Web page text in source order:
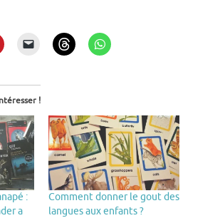
!
:
a
Comment donner le gout des
langues aux enfants ?